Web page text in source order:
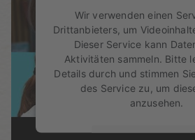
Wir verwenden einen
Drittanbieters, um
Dieser Service kann
Aktivitäten sammeln. Bitte
Details durch und stimmen
des Service zu, um
anzusehen.